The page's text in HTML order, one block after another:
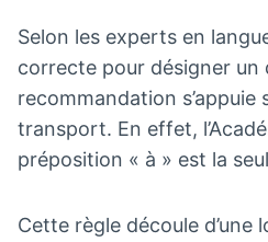
Selon les experts en
correcte pour désigner
recommandation
transport. En effet,
préposition « à » est la
Cette règle découle